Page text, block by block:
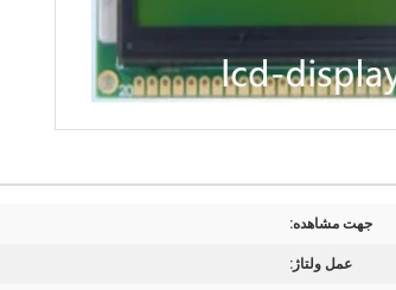
جهت مشاهده:
عمل ولتاژ: